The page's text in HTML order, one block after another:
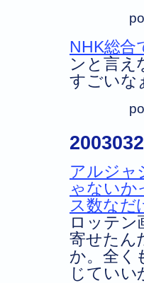
NHK総合
ンと言え
すごいな
アルジャ
ゃないか
ス数なだ
ロッテン
寄せたん
か。全く
じていい